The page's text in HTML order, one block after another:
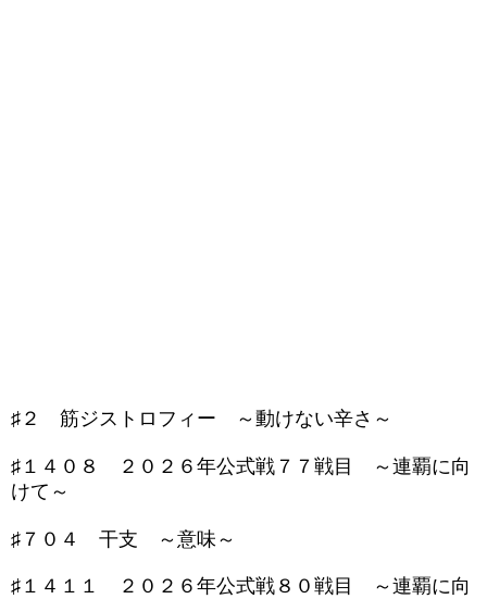
♯２ 筋ジストロフィー ～動けない辛さ～
♯１４０８ ２０２６年公式戦７７戦目 ～連覇に向
けて～
♯７０４ 干支 ～意味～
♯１４１１ ２０２６年公式戦８０戦目 ～連覇に向